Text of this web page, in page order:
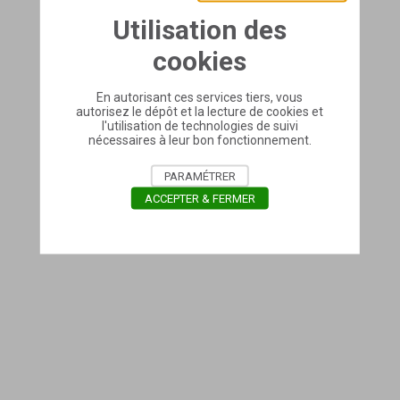
Utilisation des
cookies
En autorisant ces services tiers, vous
autorisez le dépôt et la lecture de cookies et
l'utilisation de technologies de suivi
nécessaires à leur bon fonctionnement.
PARAMÉTRER
ACCEPTER & FERMER